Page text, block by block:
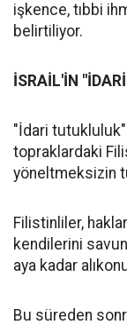
işkence, tıbbi
belirtiliyor.
İSRAİL'İN
"İdari tutukluluk"
topraklardaki
yöneltmeksizin
Filistinliler,
kendilerini
aya kadar
Bu süreden